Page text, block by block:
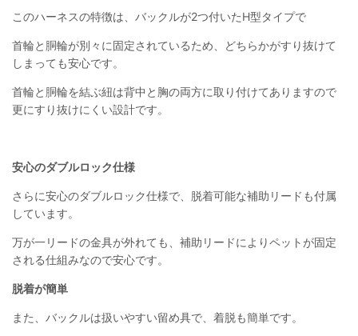
このハーネスの特徴は、バックルが2つ付いたH型タイプで
首輪と胴輪が別々に固定されているため、どちらかがすり抜けて
しまっても安心です。
首輪と胴輪を結ぶ紐は背中と胸の両方に取り付けてありますので
更にすり抜けにくい設計です。
安心のダブルロック仕様
さらに安心のダブルロック仕様で、脱着可能な補助リードも付属
しています。
万が一リードの金具が外れても、補助リードによりペットが固定
される仕組みなので安心です。
脱着が簡単
また、バックルは扱いやすい留め具で、着脱も簡単です。